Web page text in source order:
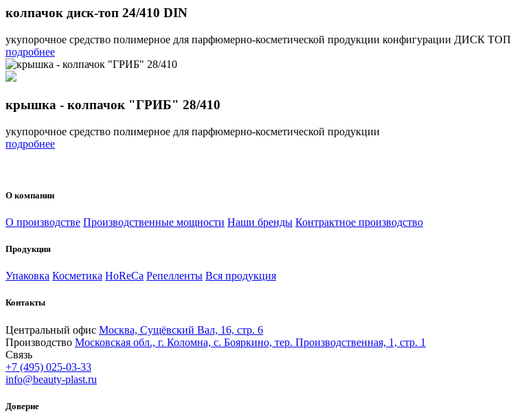
колпачок диск-топ 24/410 DIN
укупорочное средство полимерное для парфюмерно-косметической продукции конфигурации ДИСК ТОП
подробнее
крышка - колпачок "ГРИБ" 28/410
укупорочное средство полимерное для парфюмерно-косметической продукции
подробнее
О компании
О производстве Производственные мощности Наши бренды Контрактное производство
Продукция
Упаковка Косметика HoReCa Репелленты Вся продукция
Контакты
Центральный офис Москва, Сущёвский Вал, 16, стр. 6
Производство Московская обл., г. Коломна, с. Бояркино, тер. Производственная, 1, стр. 1
Связь
+7 (495) 025-03-33
info@beauty-plast.ru
Доверие